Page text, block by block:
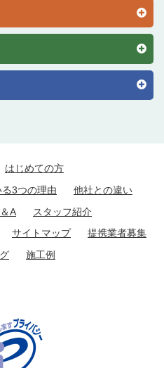
はじめての方
3つの理由
他社との違い
A
スタッフ紹介
サイトマップ
提携業者募集
施工例